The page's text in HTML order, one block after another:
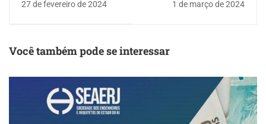
Equiparação Salarial
27 de fevereiro de 2024
reúne especialistas de
1 de março de 2024
Você também pode se interessar